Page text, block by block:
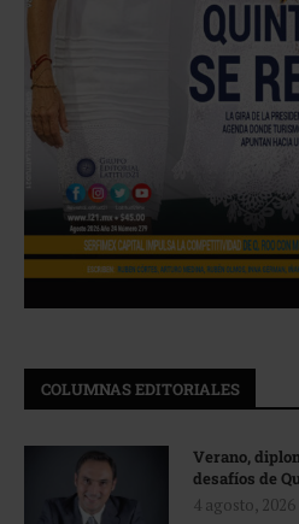
COLUMNAS EDITORIALES
Verano,
desafíos de
4 agosto, 2026